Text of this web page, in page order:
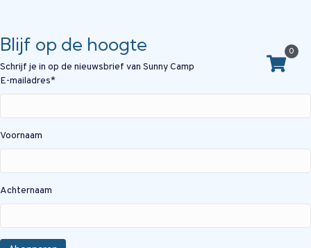
Blijf op de hoogte
Schrijf je in op de nieuwsbrief van Sunny Camp
E-mailadres*
Voornaam
Achternaam
0